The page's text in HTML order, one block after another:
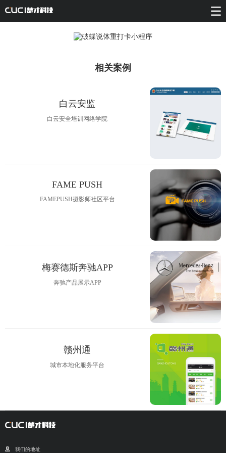
相关案例
白云安监
白云安全培训网络学院
FAME PUSH
FAMEPUSH摄影师社区平台
梅赛德斯奔驰APP
奔驰产品展示APP
赣州通
城市本地化服务平台
我们的地址